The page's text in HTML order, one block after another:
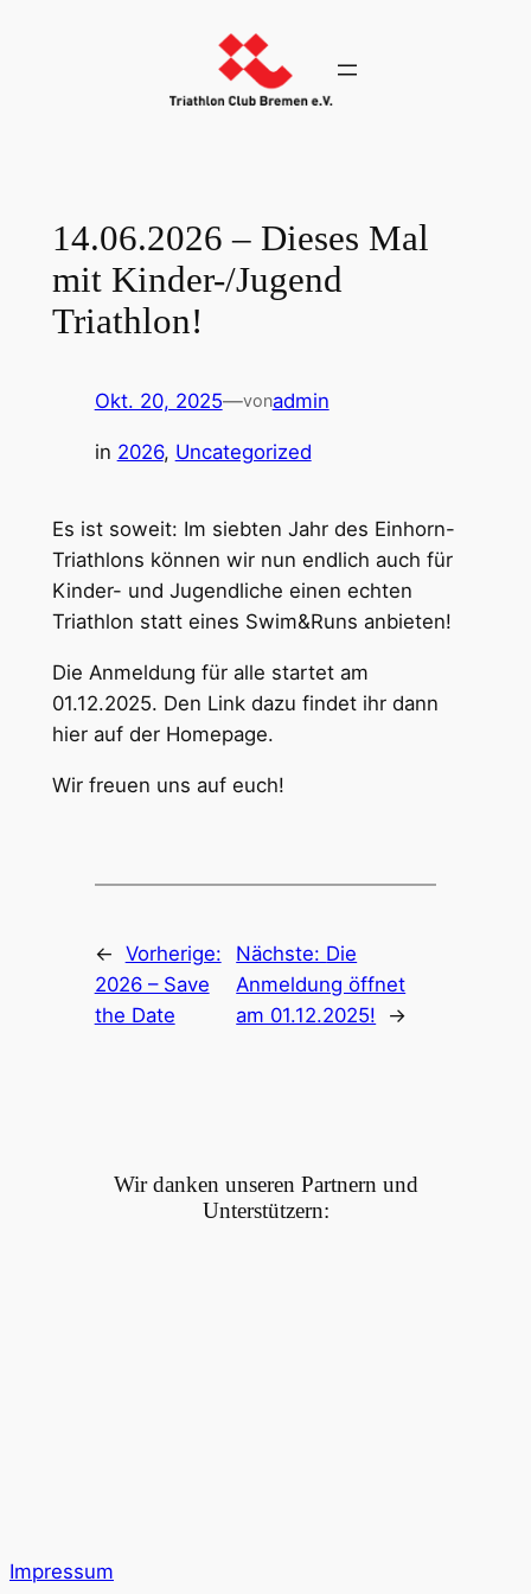
14.06.2026 – Dieses Mal
mit Kinder-/Jugend
Triathlon!
Okt. 20, 2025—vonadmin
in 2026, Uncategorized
Es ist soweit: Im siebten Jahr des Einhorn-
Triathlons können wir nun endlich auch für
Kinder- und Jugendliche einen echten
Triathlon statt eines Swim&Runs anbieten!
Die Anmeldung für alle startet am
01.12.2025. Den Link dazu findet ihr dann
hier auf der Homepage.
Wir freuen uns auf euch!
← Vorherige:
2026 – Save
the Date
Nächste: Die
Anmeldung öffnet
am 01.12.2025!
→
Wir danken unseren Partnern und
Unterstützern:
Impressum